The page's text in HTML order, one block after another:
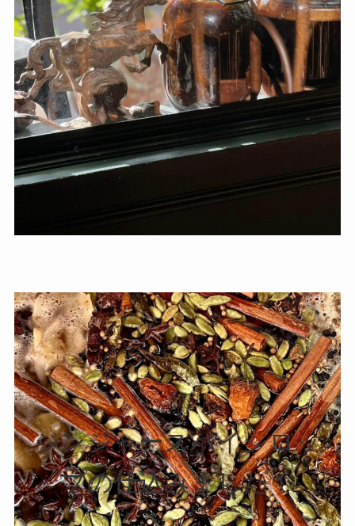
ジンジャースパイシロッ
プの仕込みました！